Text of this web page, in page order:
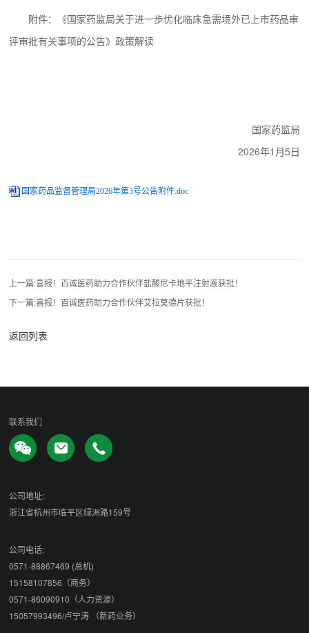
附件：《国家药监局关于进一步优化临床急需境外已上市药品审
评审批有关事项的公告》政策解读
国家药监局
2026年1月5日
国家药品监督管理局2026年第3号公告附件.doc
上一篇:喜报！百诚医药助力合作伙伴盐酸尼卡地平注射液获批！
下一篇:喜报！百诚医药助力合作伙伴艾拉莫德片获批！
返回列表
联系我们
公司地址:
浙江省杭州市临平区绿洲路159号
公司电话:
0571-88867469 (总机)
15158107856（商务）
0571-86090910（人力资源）
15057993496/卢宁涛 （新药业务）